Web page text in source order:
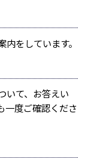
をしています。
いて、お答えい
一度ご確認くださ